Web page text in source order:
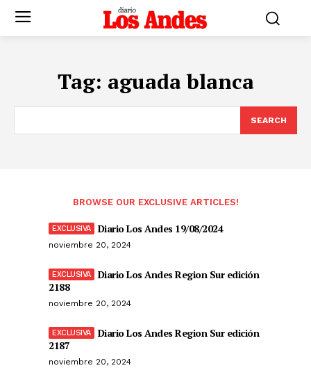
Tag: aguada blanca
SEARCH
BROWSE OUR EXCLUSIVE ARTICLES!
Diario Los Andes 19/08/2024
noviembre 20, 2024
Diario Los Andes Region Sur edición
2188
noviembre 20, 2024
Diario Los Andes Region Sur edición
2187
noviembre 20, 2024